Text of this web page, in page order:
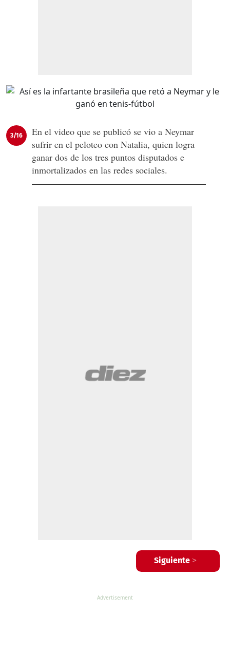
3/16
En el video que se publicó se vio a Neymar
sufrir en el peloteo con Natalia, quien logra
ganar dos de los tres puntos disputados e
inmortalizados en las redes sociales.
Siguiente >